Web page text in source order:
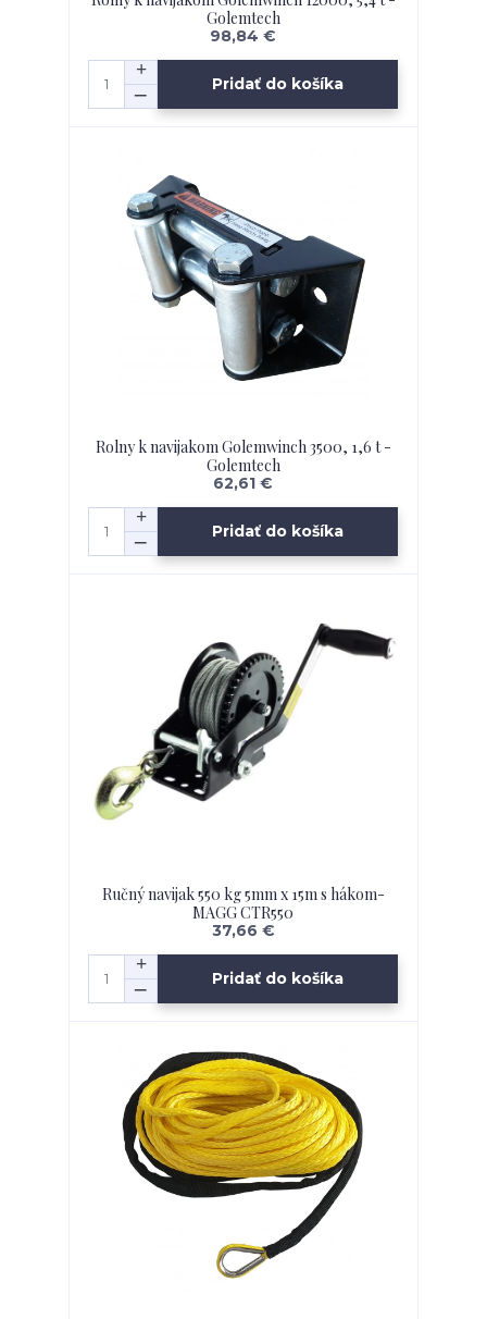
Golemtech
98,84 €
Pridať do košíka
Rolny k navijakom Golemwinch 3500, 1,6 t -
Golemtech
62,61 €
Pridať do košíka
Ručný navijak 550 kg 5mm x 15m s hákom-
MAGG CTR550
37,66 €
Pridať do košíka